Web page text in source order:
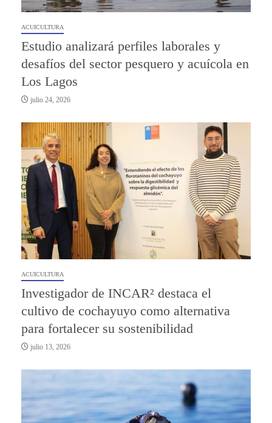
ACUICULTURA
Estudio analizará perfiles laborales y
desafíos del sector pesquero y acuícola en
Los Lagos
julio 24, 2026
ACUICULTURA
Investigador de INCAR² destaca el
cultivo de cochayuyo como alternativa
para fortalecer su sostenibilidad
julio 13, 2026